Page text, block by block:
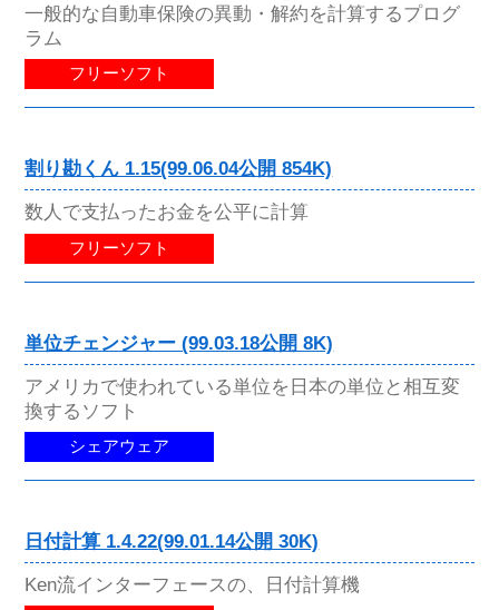
一般的な自動車保険の異動・解約を計算するプログ
ラム
フリーソフト
割り勘くん 1.15(99.06.04公開 854K)
数人で支払ったお金を公平に計算
フリーソフト
単位チェンジャー (99.03.18公開 8K)
アメリカで使われている単位を日本の単位と相互変
換するソフト
シェアウェア
日付計算 1.4.22(99.01.14公開 30K)
Ken流インターフェースの、日付計算機